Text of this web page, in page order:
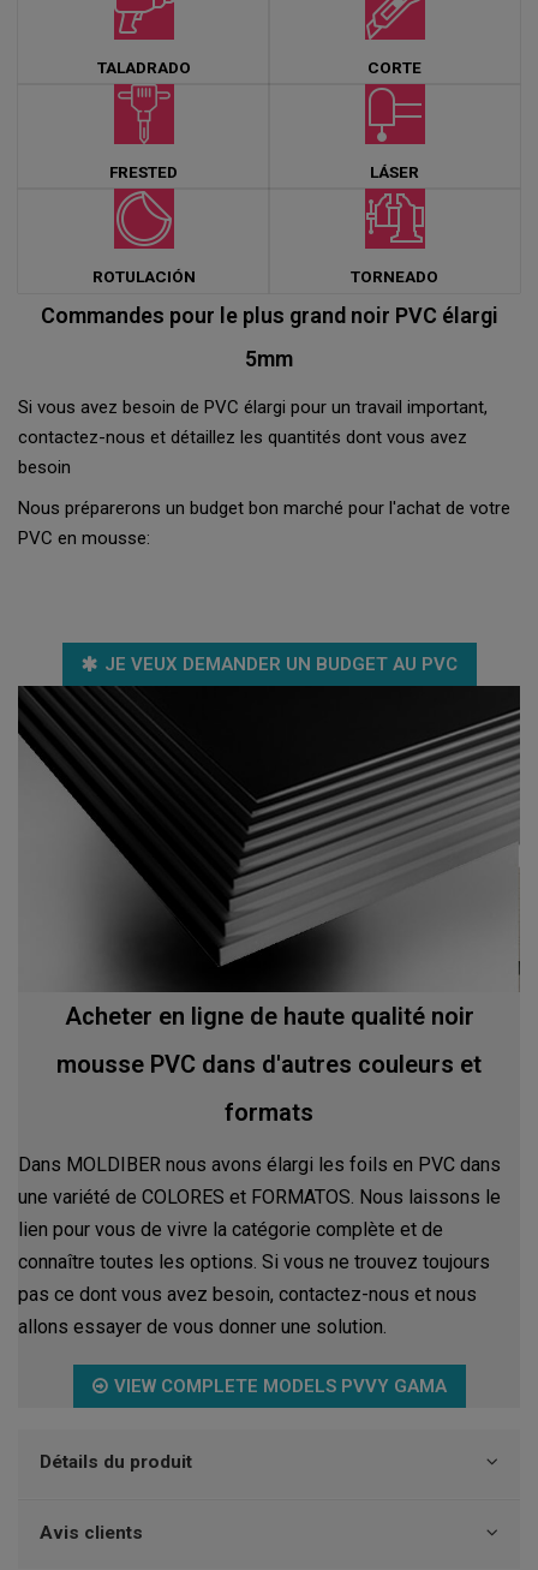
TALADRADO CORTE
FRESTED LÁSER
ROTULACIÓN TORNEADO
Commandes pour le plus grand noir PVC élargi
5mm
Si vous avez besoin de PVC élargi pour un travail important,
contactez-nous et détaillez les quantités dont vous avez
besoin
Nous préparerons un budget bon marché pour l'achat de votre
PVC en mousse:
JE VEUX DEMANDER UN BUDGET AU PVC
Acheter en ligne de haute qualité noir
mousse PVC dans d'autres couleurs et
formats
Dans MOLDIBER nous avons élargi les foils en PVC dans
une variété de COLORES et FORMATOS. Nous laissons le
lien pour vous de vivre la catégorie complète et de
connaître toutes les options. Si vous ne trouvez toujours
pas ce dont vous avez besoin, contactez-nous et nous
allons essayer de vous donner une solution.
VIEW COMPLETE MODELS PVVY GAMA
Détails du produit
Avis clients